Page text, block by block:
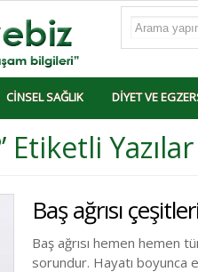
CINSEL SAĞLIK DIYET VE
Etiketli Yazılar
Baş ağrısı
Baş ağrısı hemen hemen
sorundur. Hayatı boyunca